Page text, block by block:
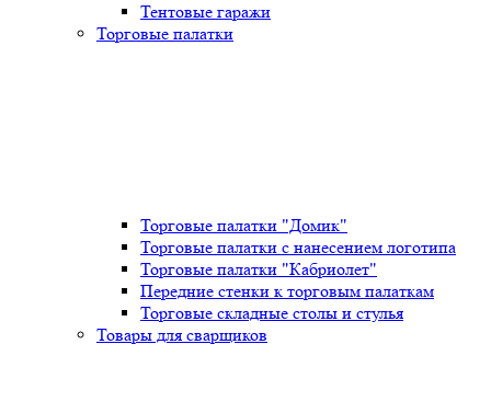
Тентовые гаражи
Торговые палатки
Торговые палатки "Домик"
Торговые палатки с нанесением логотипа
Торговые палатки "Кабриолет"
Передние стенки к торговым палаткам
Торговые складные столы и стулья
Товары для сварщиков